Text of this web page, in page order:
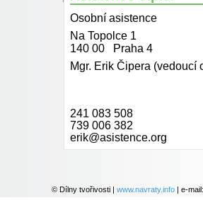
Osobní asistence
Na Topolce 1
140 00 Praha 4
Mgr. Erik Čipera (vedoucí
241 083 508
739 006 382
erik@asistence.org
© Dílny tvořivosti |www.navraty.info | e-